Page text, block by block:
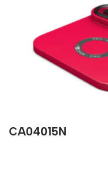
CA04015N